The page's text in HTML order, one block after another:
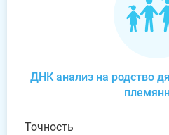
ДНК анализ на родство
Точность